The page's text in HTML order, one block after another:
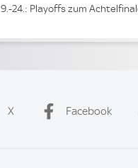
9.-24.: Playoffs zum
X Facebook